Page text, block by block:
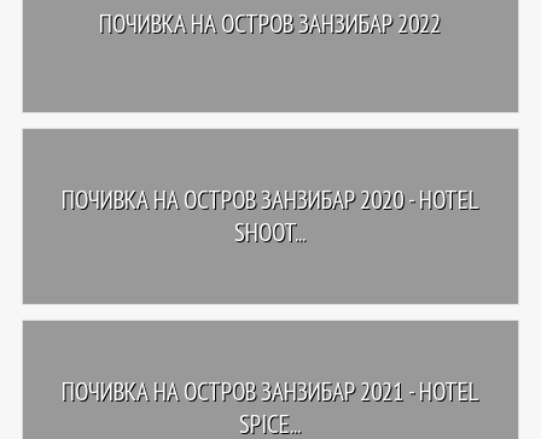
ПОЧИВКА НА ОСТРОВ ЗАНЗИБАР 2022
ПОЧИВКА НА ОСТРОВ ЗАНЗИБАР 2020 - HOTEL
SHOOT...
ПОЧИВКА НА ОСТРОВ ЗАНЗИБАР 2021 - HOTEL
SPICE...